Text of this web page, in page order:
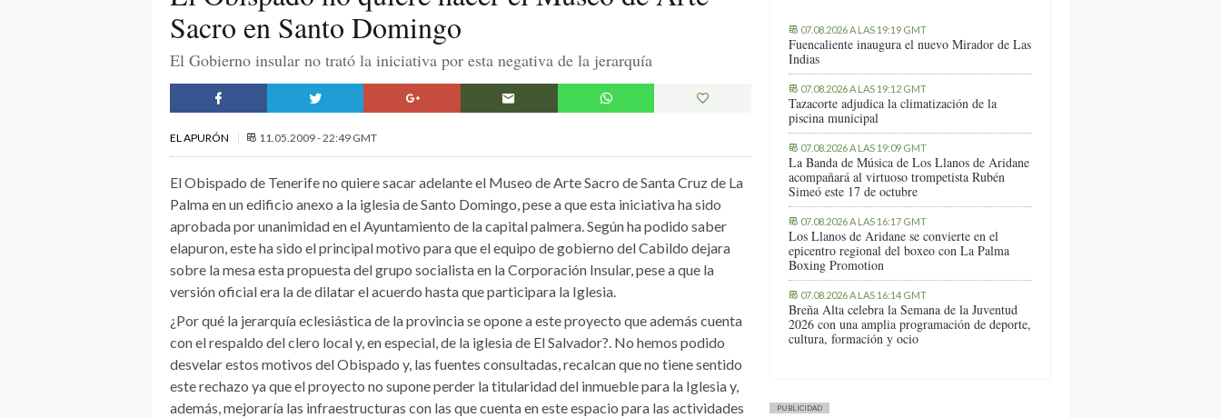
Sacro en Santo Domingo
El Gobierno insular no trató la iniciativa por esta negativa de la jerarquía
EL APURÓN 11.05.2009 - 22:49 GMT
El Obispado de Tenerife no quiere sacar adelante el Museo de Arte Sacro de Santa Cruz de La
Palma en un edificio anexo a la iglesia de Santo Domingo, pese a que esta iniciativa ha sido
aprobada por unanimidad en el Ayuntamiento de la capital palmera. Según ha podido saber
elapuron, este ha sido el principal motivo para que el equipo de gobierno del Cabildo dejara
sobre la mesa esta propuesta del grupo socialista en la Corporación Insular, pese a que la
versión oficial era la de dilatar el acuerdo hasta que participara la Iglesia.
¿Por qué la jerarquía eclesiástica de la provincia se opone a este proyecto que además cuenta
con el respaldo del clero local y, en especial, de la iglesia de El Salvador?. No hemos podido
desvelar estos motivos del Obispado y, las fuentes consultadas, recalcan que no tiene sentido
este rechazo ya que el proyecto no supone perder la titularidad del inmueble para la Iglesia y,
además, mejoraría las infraestructuras con las que cuenta en este espacio para las actividades
07.08.2026 A LAS 19:19 GMT
Fuencaliente inaugura el nuevo Mirador de Las
Indias
07.08.2026 A LAS 19:12 GMT
Tazacorte adjudica la climatización de la
piscina municipal
07.08.2026 A LAS 19:09 GMT
La Banda de Música de Los Llanos de Aridane
acompañará al virtuoso trompetista Rubén
Simeó este 17 de octubre
07.08.2026 A LAS 16:17 GMT
Los Llanos de Aridane se convierte en el
epicentro regional del boxeo con La Palma
Boxing Promotion
07.08.2026 A LAS 16:14 GMT
Breña Alta celebra la Semana de la Juventud
2026 con una amplia programación de deporte,
cultura, formación y ocio
PUBLICIDAD